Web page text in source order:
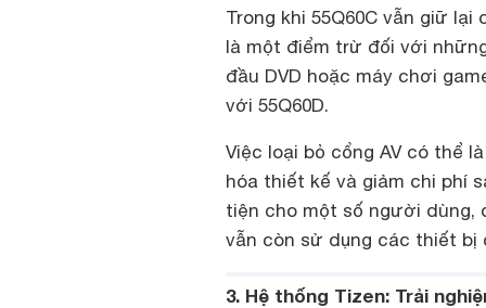
Trong khi 55Q60C vẫn giữ
là một điểm trừ đối với
đầu DVD hoặc máy chơi
với 55Q60D.
Việc loại bỏ cổng AV có thể
hóa thiết kế và giảm chi phí
tiện cho một số người
vẫn còn sử dụng các thiết bị
3. Hệ thống Tizen: Trải